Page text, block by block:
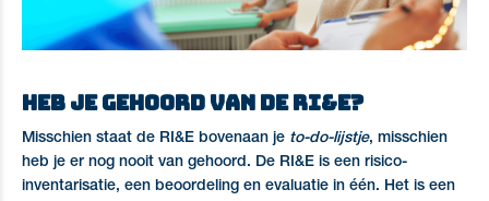
Heb je gehoord van de RI&E?
Misschien staat de RI&E bovenaan je to-do-lijstje, misschien
heb je er nog nooit van gehoord. De RI&E is een risico-
inventarisatie, een beoordeling en evaluatie in één. Het is een